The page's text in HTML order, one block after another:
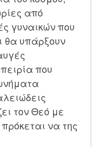
από
γυναικών που
θα υπάρξουν
που
τον Θεό με
να της